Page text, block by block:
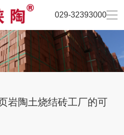
029-32393000
岩陶土烧结砖工厂的可